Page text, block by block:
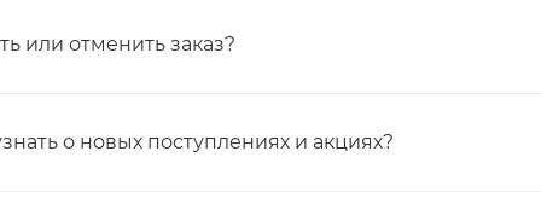
или отменить заказ?
о новых поступлениях и акциях?